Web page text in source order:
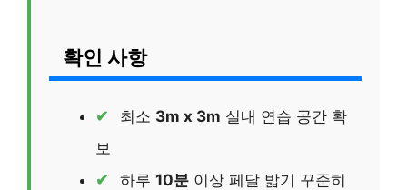
확인 사항
최소 3m x 3m 실내 연습 공간 확
보
하루 10분 이상 페달 밟기 꾸준히